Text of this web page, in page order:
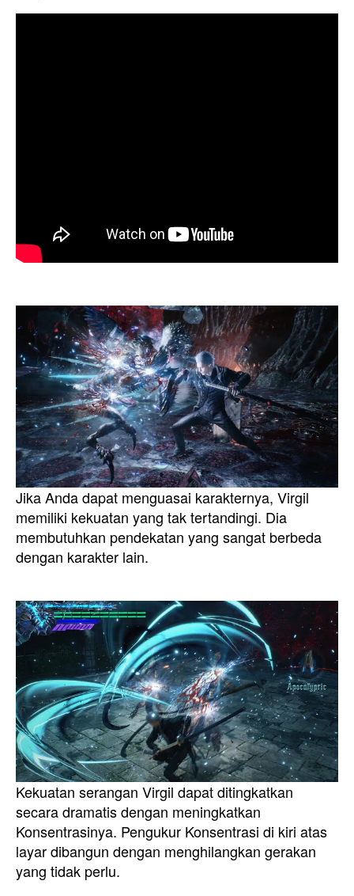
Jika Anda dapat menguasai karakternya, Virgil
memiliki kekuatan yang tak tertandingi. Dia
membutuhkan pendekatan yang sangat berbeda
dengan karakter lain.
Kekuatan serangan Virgil dapat ditingkatkan
secara dramatis dengan meningkatkan
Konsentrasinya. Pengukur Konsentrasi di kiri atas
layar dibangun dengan menghilangkan gerakan
yang tidak perlu.